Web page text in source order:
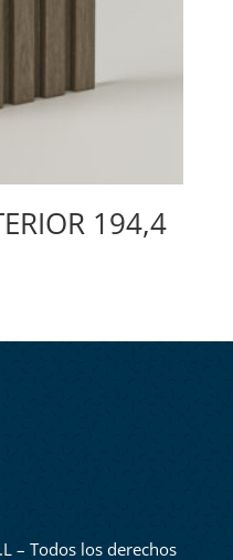
194,4
– Todos los derechos